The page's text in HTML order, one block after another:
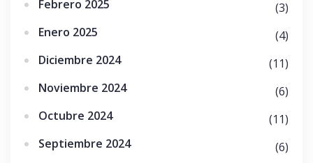
Febrero 2025
(3)
Enero 2025
(4)
Diciembre 2024
(11)
Noviembre 2024
(6)
Octubre 2024
(11)
Septiembre 2024
(6)